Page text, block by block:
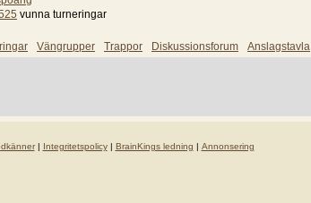
vunna turneringar
Vängrupper Trappor Diskussionsforum Anslagstavla
| Integritetspolicy| BrainKings ledning | Annonsering